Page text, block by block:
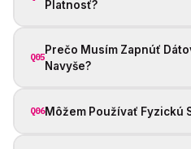
Platnosť?
Q05
Prečo Musím Zapnúť
Navyše?
Q06Môžem Používať Fyzickú